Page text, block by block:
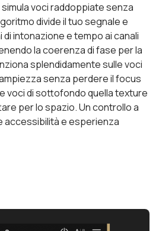
voci raddoppiate senza
divide il tuo segnale e
intonazione e tempo ai canali
la coerenza di fase per la
splendidamente sulle voci
senza perdere il focus
voci di sottofondo quella texture
per lo spazio. Un controllo a
accessibilità e esperienza